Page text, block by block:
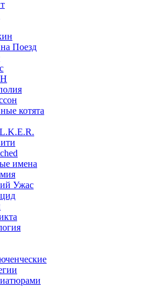
Поезд
котята
имена
Ужас